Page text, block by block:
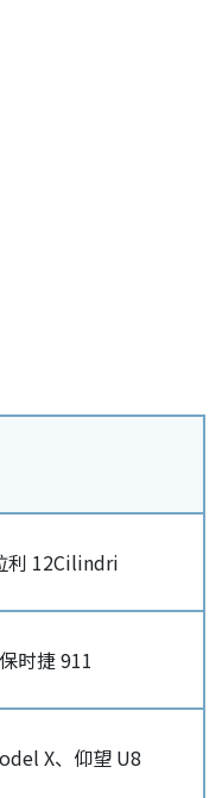
利 12Cilindri
时捷 911
X、仰望 U8